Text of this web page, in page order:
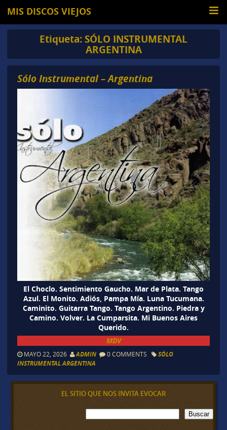
MIS DISCOS VIEJOS
Etiqueta: SÓLO INSTRUMENTAL
ARGENTINA
Sólo Instrumental – Argentina
El Choclo. Sentimiento Gaucho. Mar de Plata. Tango
Azul. El Monito. Adiós, Pampa Mía. Luna Tucumana.
Caminito. Guitarra Tango. Tango Argentino. Piedra y
Camino. Volver. La Cumparsita. Mi Buenos Aires
Querido.
MDV
MAYO 22, 2026 ADMIN 0 COMMENTS
SÓLO
INSTRUMENTAL ARGENTINA
EL SITIO QUE NOS INVITA EVOCAR
B
u
Buscar